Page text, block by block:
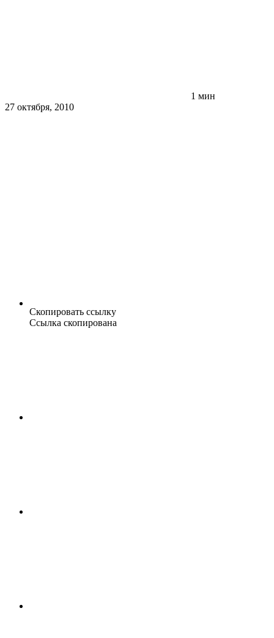
1 мин
27 октября, 2010
Скопировать ссылку
Ссылка скопирована